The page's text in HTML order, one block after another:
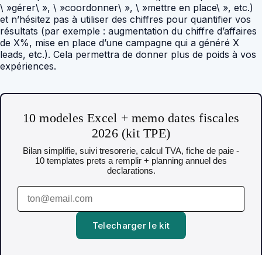
\ »gérer\ », \ »coordonner\ », \ »mettre en place\ », etc.)
et n’hésitez pas à utiliser des chiffres pour quantifier vos
résultats (par exemple : augmentation du chiffre d’affaires
de X%, mise en place d’une campagne qui a généré X
leads, etc.). Cela permettra de donner plus de poids à vos
expériences.
10 modeles Excel + memo dates fiscales
2026 (kit TPE)
Bilan simplifie, suivi tresorerie, calcul TVA, fiche de paie -
10 templates prets a remplir + planning annuel des
declarations.
Telecharger le kit